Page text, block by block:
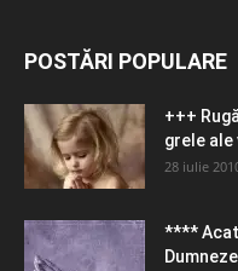
POSTĂRI POPULARE
+++
grele ale
28 iulie
****